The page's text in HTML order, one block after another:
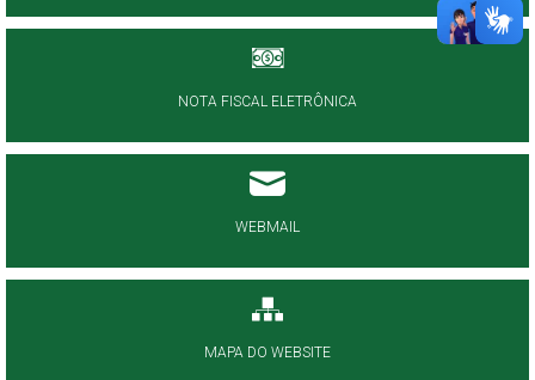
NOTA FISCAL ELETRÔNICA
WEBMAIL
MAPA DO WEBSITE